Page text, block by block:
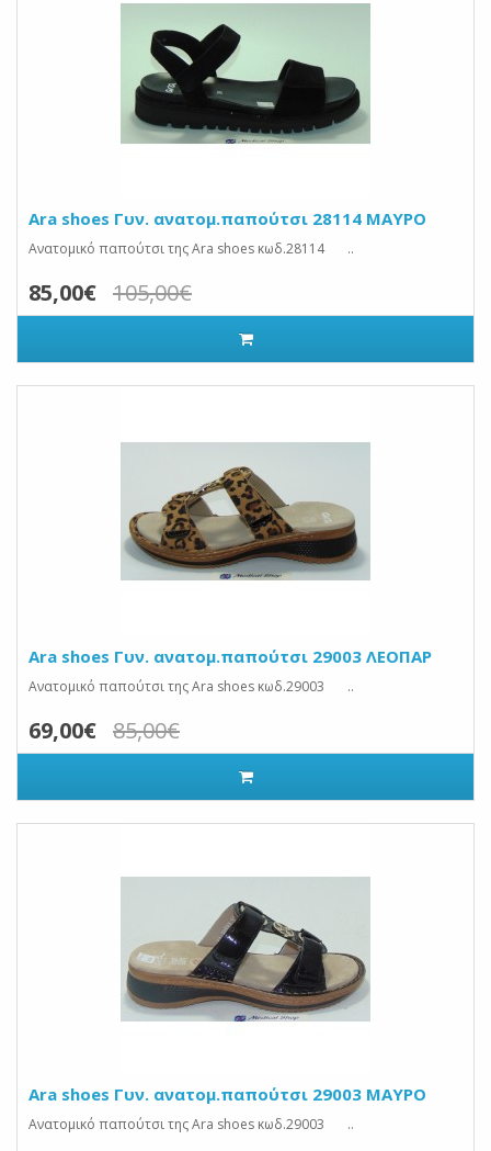
Ara shoes Γυν. ανατομ.παπούτσι 28114 ΜΑΥΡΟ
Ανατομικό παπούτσι της Ara shoes κωδ.28114 ..
85,00€ 105,00€
Ara shoes Γυν. ανατομ.παπούτσι 29003 ΛΕΟΠΑΡ
Ανατομικό παπούτσι της Ara shoes κωδ.29003 ..
69,00€ 85,00€
Ara shoes Γυν. ανατομ.παπούτσι 29003 ΜΑΥΡΟ
Ανατομικό παπούτσι της Ara shoes κωδ.29003 ..